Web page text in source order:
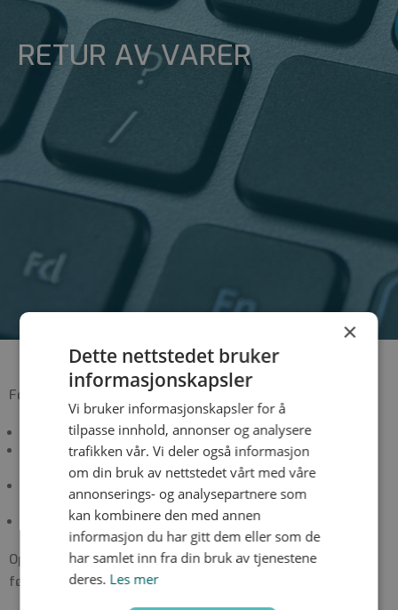
RETUR AV VARER
Følgende gjelder for retur av varer:
All retur må avtales med kontaktperson hos GPA
Varene må være pakket i originalemballasje og være
uskadet
Spesialbestilte varer som ikke lagerføres av GPA, kan
ikke returneres
Returfradrag i henhold til avtale
Oppfyller ikke varene våre krav til retur gjelder
følgende:
×
Dette nettstedet bruker
informasjonskapsler
Vi bruker informasjonskapsler for å
tilpasse innhold, annonser og analysere
trafikken vår. Vi deler også informasjon
om din bruk av nettstedet vårt med våre
annonserings- og analysepartnere som
kan kombinere den med annen
informasjon du har gitt dem eller som de
har samlet inn fra din bruk av tjenestene
deres. Les mer